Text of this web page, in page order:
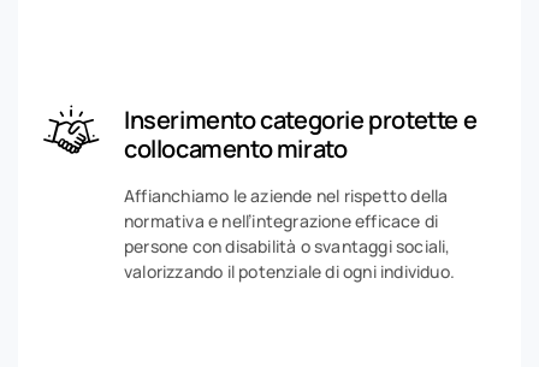
Inserimento categorie protette e
collocamento mirato
Affianchiamo le aziende nel rispetto della
normativa e nell’integrazione efficace di
persone con disabilità o svantaggi sociali,
valorizzando il potenziale di ogni individuo.